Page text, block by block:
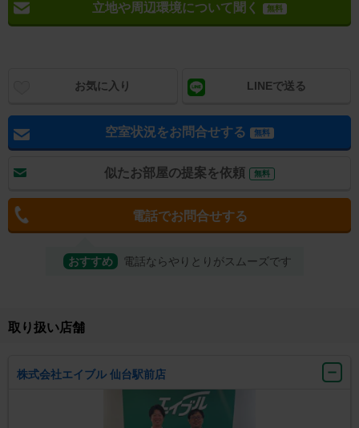
立地や周辺環境について聞く 無料
お気に入り LINEで送る
空室状況をお問合せする 無料
似たお部屋の提案を依頼 無料
電話でお問合せする
おすすめ 電話ならやりとりがスムーズです
取り扱い店舗
株式会社エイブル 仙台駅前店